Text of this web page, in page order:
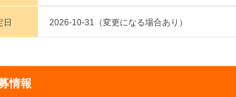
日 2026-10-31（変更になる場合あり）
情報